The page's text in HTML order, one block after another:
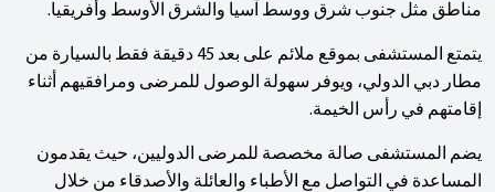
مناطق مثل جنوب شرق ووسط آسيا والشرق الأوسط وأفريقيا.
يتمتع المستشفى بموقع ملائم على بعد 45 دقيقة فقط بالسيارة من
مطار دبي الدولي، ويوفر سهولة الوصول للمرضى ومرافقيهم أثناء
إقامتهم في رأس الخيمة.
يضم المستشفى صالة مخصصة للمرضى الدوليين، حيث يقدمون
المساعدة في التواصل مع الأطباء والعائلة والأصدقاء من خلال